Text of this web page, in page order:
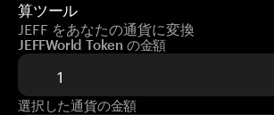
算ツール
JEFF をあなたの通貨に変換
JEFFWorld Token の金額
選択した通貨の金額